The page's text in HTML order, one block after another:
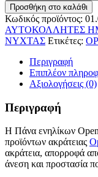
Προσθήκη στο καλάθι
Κωδικός προϊόντος:
ΑΥΤΟΚΟΛΛΗΤΕΣ
ΝΥΧΤΑΣ Ετικέτες:
Περιγραφή
Επιπλέον
Αξιολογήσεις (0)
Περιγραφή
Η Πάνα ενηλίκων Open
προϊόντων ακράτειας
ακράτεια, απορροφά
άνεση και προστασία